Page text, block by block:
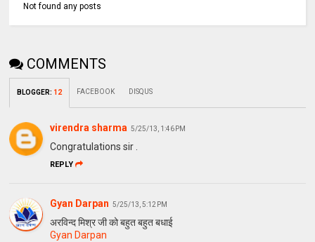
Not found any posts
COMMENTS
BLOGGER: 12 FACEBOOK DISQUS
virendra sharma 5/25/13, 1:46 PM
Congratulations sir .
REPLY
Gyan Darpan 5/25/13, 5:12 PM
अरविन्द मिश्र जी को बहुत बहुत बधाई
Gyan Darpan